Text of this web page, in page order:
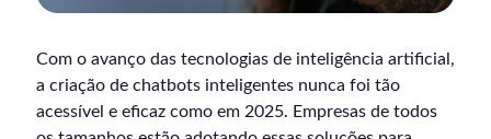
Com o avanço das tecnologias de inteligência artificial,
a criação de chatbots inteligentes nunca foi tão
acessível e eficaz como em 2025. Empresas de todos